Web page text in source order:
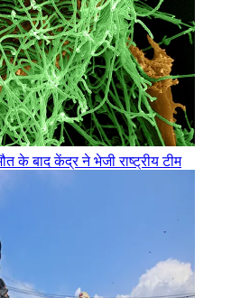
के बाद केंद्र ने भेजी राष्ट्रीय टीम